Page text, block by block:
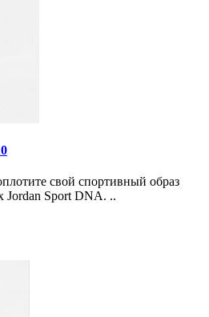
свой спортивный образ
Sport DNA. ..